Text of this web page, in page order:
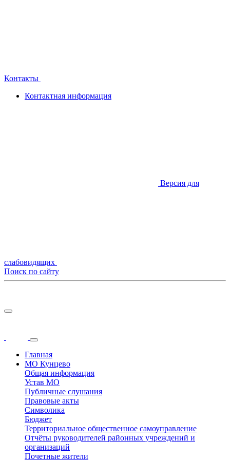
Контакты
Контактная информация
Версия для
слабовидящих
Поиск по сайту
Главная
МО Кунцево
Общая информация
Устав МО
Публичные слушания
Правовые акты
Символика
Бюджет
Территориальное общественное самоуправление
Отчёты руководителей районных учреждений и
организаций
Почетные жители